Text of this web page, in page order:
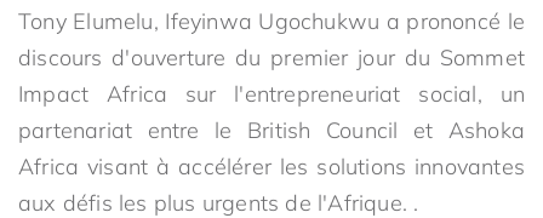
Tony Elumelu, Ifeyinwa Ugochukwu a prononcé le
discours d'ouverture du premier jour du Sommet
Impact Africa sur l'entrepreneuriat social, un
partenariat entre le British Council et Ashoka
Africa visant à accélérer les solutions innovantes
aux défis les plus urgents de l'Afrique. .